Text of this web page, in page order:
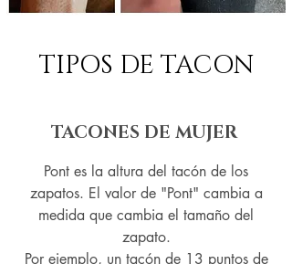
TIPOS DE TACON
TACONES DE MUJER
Pont es la altura del tacón de los
zapatos. El valor de "Pont" cambia a
medida que cambia el tamaño del
zapato.
Por ejemplo, un tacón de 13 puntos de